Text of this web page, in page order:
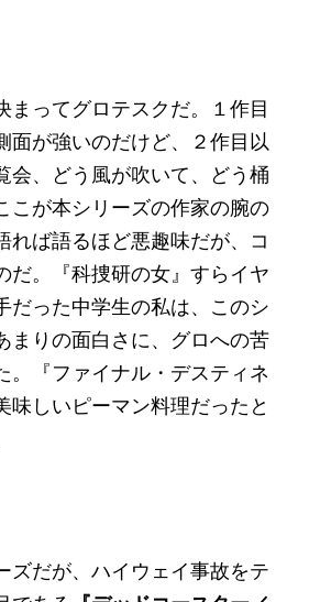
ってグロテスクだ。１作目
面が強いのだけど、２作目以
会、どう風が吹いて、どう桶
こが本シリーズの作家の腕の
れば語るほど悪趣味だが、コ
だ。『科捜研の女』すらイヤ
だった中学生の私は、このシ
まりの面白さに、グロへの苦
。『ファイナル・デスティネ
味しいピーマン料理だったと
だが、ハイウェイ事故をテ